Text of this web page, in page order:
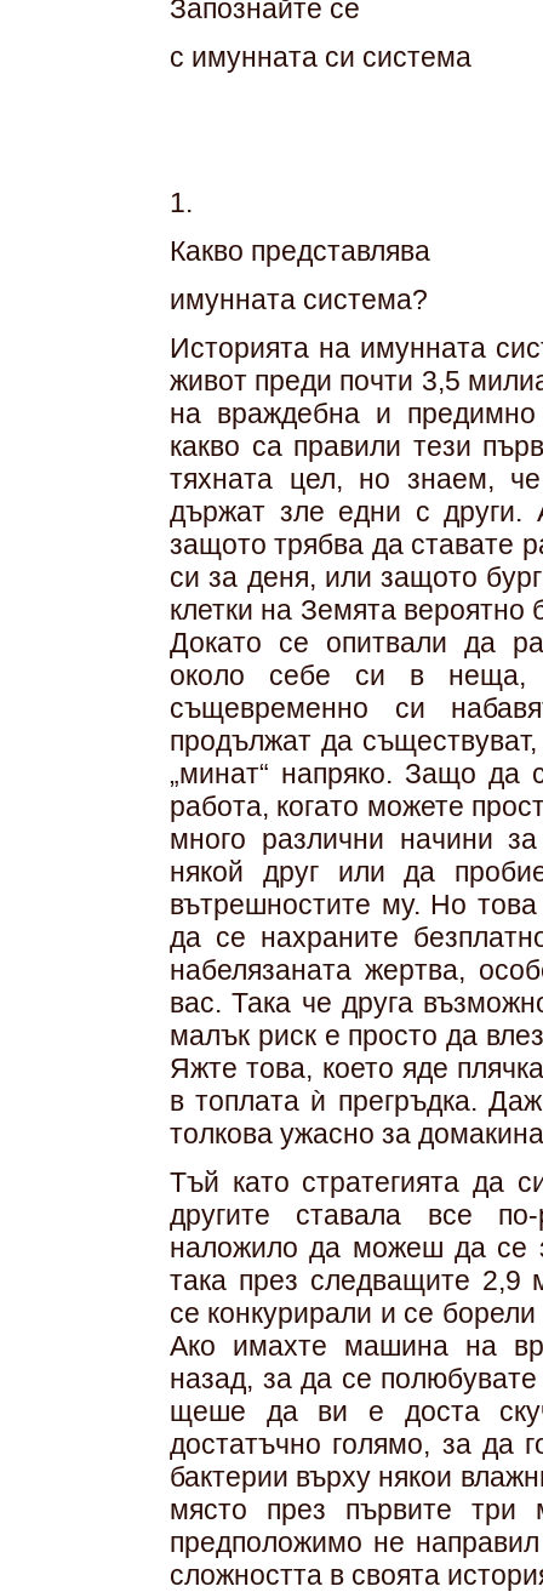
Запознайте се
с имунната си система
1.
Какво представлява
имунната система?
Историята на имунната
живот преди почти 3,5
на враждебна и
какво са правили тези
тяхната цел, но знаем,
държат зле едни с други.
защото трябва да ставате
си за деня, или защото
клетки на Земята вероятно
Докато се опитвали да
около себе си в неща,
същевременно си
продължат да
„минат“ напряко. Защо да
работа, когато можете
много различни начини
някой друг или да
вътрешностите му. Но
да се нахраните
набелязаната жертва,
вас. Така че друга
малък риск е просто да
Яжте това, което яде
в топлата ѝ прегръдка.
толкова ужасно за
Тъй като стратегията да
другите ставала все
наложило да можеш да се
така през следващите 2,9
се конкурирали и се
Ако имахте машина на
назад, за да се
щеше да ви е доста
достатъчно голямо, за да
бактерии върху някои
място през първите три
предположимо не
сложността в своята